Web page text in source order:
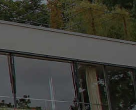
Sie eine Cookie-Auswahl treffen.
der verschiedenen Optionen und ihrer
Alles zulassen:
Tracking- und Analytische-Cookies sowie
Auswahl erlauben:
Inhalte oder die Cookie-Arten zugelassen
den Checkboxen angehakt haben.
Nur notwendiges zulassen:
technisch notwendigen Cookies zugelassen und
Drittanbieter-Inhalte.
Ihre Cookie-Einstellung jederzeit hier ändern:
Details|Datenschutz|Impressum